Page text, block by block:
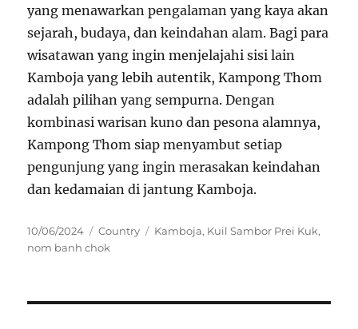
yang menawarkan pengalaman yang kaya akan
sejarah, budaya, dan keindahan alam. Bagi para
wisatawan yang ingin menjelajahi sisi lain
Kamboja yang lebih autentik, Kampong Thom
adalah pilihan yang sempurna. Dengan
kombinasi warisan kuno dan pesona alamnya,
Kampong Thom siap menyambut setiap
pengunjung yang ingin merasakan keindahan
dan kedamaian di jantung Kamboja.
Posted
on
10/06/2024 Categories
Country Tags
Kamboja, Kuil Sambor Prei Kuk,
nom banh chok